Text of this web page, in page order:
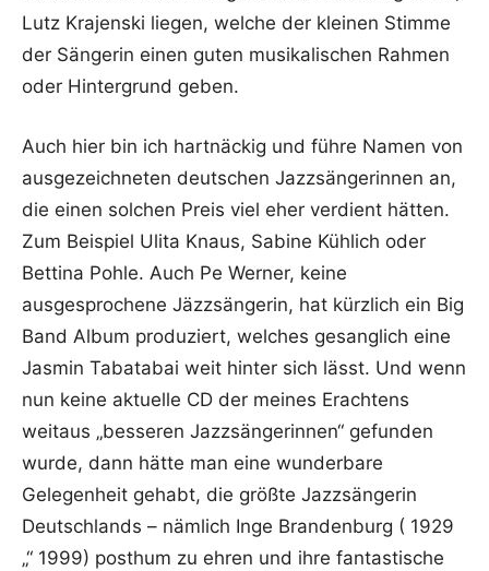
Lutz Krajenski liegen, welche der kleinen Stimme
der Sängerin einen guten musikalischen Rahmen
oder Hintergrund geben.
Auch hier bin ich hartnäckig und führe Namen von
ausgezeichneten deutschen Jazzsängerinnen an,
die einen solchen Preis viel eher verdient hätten.
Zum Beispiel Ulita Knaus, Sabine Kühlich oder
Bettina Pohle. Auch Pe Werner, keine
ausgesprochene Jäzzsängerin, hat kürzlich ein Big
Band Album produziert, welches gesanglich eine
Jasmin Tabatabai weit hinter sich lässt. Und wenn
nun keine aktuelle CD der meines Erachtens
weitaus „besseren Jazzsängerinnen“ gefunden
wurde, dann hätte man eine wunderbare
Gelegenheit gehabt, die größte Jazzsängerin
Deutschlands – nämlich Inge Brandenburg ( 1929
„“ 1999) posthum zu ehren und ihre fantastische